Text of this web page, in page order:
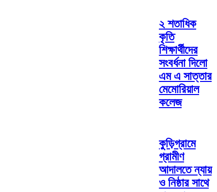
২ শতাধিক
কৃতি
শিক্ষার্থীদের
সংবর্ধনা দিলো
এম এ সাত্তার
মেমোরিয়াল
কলেজ
কুড়িগ্রামে
গ্রামীণ
আদালতে ন্যায়
ও নিষ্ঠার সাথে